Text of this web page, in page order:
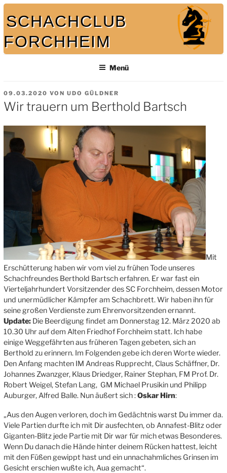
Zum
Inhalt
springen
SCHACHCLUB
FORCHHEIM
Menü
VERÖFFENTLICHT
AM
09.03.2020 VONUDO GÜLDNER
Wir trauern um Berthold Bartsch
Mit
Erschütterung haben wir vom viel zu frühen Tode unseres
Schachfreundes Berthold Bartsch erfahren. Er war fast ein
Vierteljahrhundert Vorsitzender des SC Forchheim, dessen Motor
und unermüdlicher Kämpfer am Schachbrett. Wir haben ihn für
seine großen Verdienste zum Ehrenvorsitzenden ernannt.
Update: Die Beerdigung findet am Donnerstag 12. März 2020 ab
10.30 Uhr auf dem Alten Friedhof Forchheim statt. Ich habe
einige Weggefährten aus früheren Tagen gebeten, sich an
Berthold zu erinnern. Im Folgenden gebe ich deren Worte wieder.
Den Anfang machten IM Andreas Rupprecht, Claus Schäffner, Dr.
Johannes Zwanzger, Klaus Driedger, Rainer Stephan, FM Prof. Dr.
Robert Weigel, Stefan Lang, GM Michael Prusikin und Philipp
Auburger, Alfred Balle. Nun äußert sich :Oskar Hirn:
„Aus den Augen verloren, doch im Gedächtnis warst Du immer da.
Viele Partien durfte ich mit Dir ausfechten, ob Annafest-Blitz oder
Giganten-Blitz jede Partie mit Dir war für mich etwas Besonderes.
Wenn Du danach die Hände hinter deinem Rücken hattest, leicht
mit den Füßen gewippt hast und ein unnachahmliches Grinsen im
Gesicht erschien wußte ich, Aua gemacht“.